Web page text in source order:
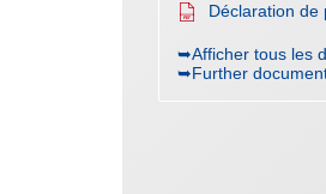
Déclaration de
➥Afficher tous les
➥Further